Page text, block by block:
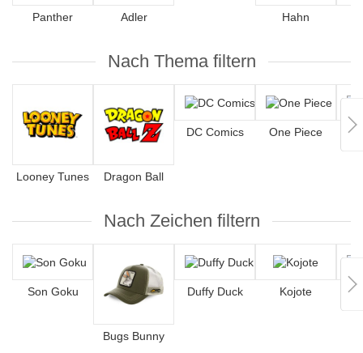
Panther Adler Hahn
Nach Thema filtern
Looney Tunes Dragon Ball
DC Comics One Piece
Nach Zeichen filtern
Son Goku
Bugs Bunny
Duffy Duck Kojote